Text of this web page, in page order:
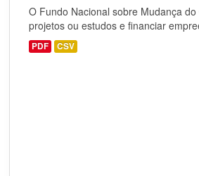
O Fundo Nacional sobre Mudança
projetos ou estudos e financiar
PDF CSV